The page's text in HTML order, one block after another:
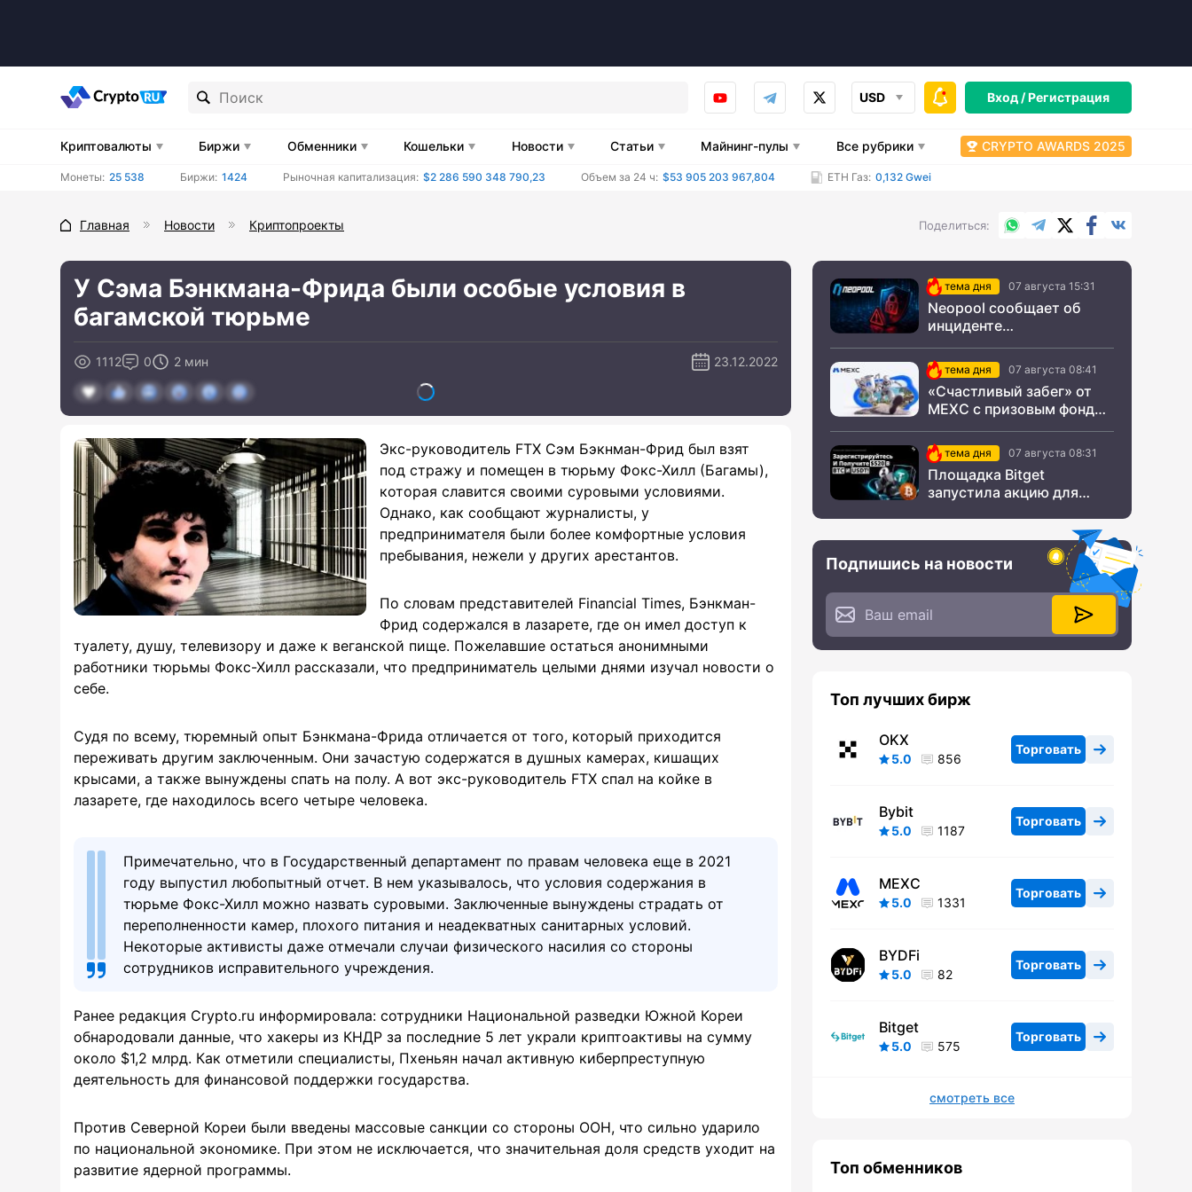
USD Вход /Регистрация
Криптовалюты Биржи Обменники Кошельки Новости Статьи Майнинг-пулы Все рубрики CRYPTO AWARDS 2025
Монеты: 25 538 Биржи: 1424 Рыночная капитализация: $2 286 590 348 790,23 Объем за 24 ч: $53 905 203 967,804 ETH Газ: 0,132 Gwei
Главная Новости Криптопроекты Поделиться WhatsApp
TelegramX.comFacebook
У Сэма Бэнкмана-Фрида были особые условия в
багамской тюрьме
1112 0 2 мин 23.12.2022
Экс-руководитель FTX Сэм Бэкнман-Фрид был взят
под стражу и помещен в тюрьму Фокс-Хилл (Багамы),
которая славится своими суровыми условиями.
Однако, как сообщают журналисты, у
предпринимателя были более комфортные условия
пребывания, нежели у других арестантов.
По словам представителей Financial Times, Бэнкман-
Фрид содержался в лазарете, где он имел доступ к
туалету, душу, телевизору и даже к веганской пище. Пожелавшие остаться анонимными
работники тюрьмы Фокс-Хилл рассказали, что предприниматель целыми днями изучал новости о
себе.
Судя по всему, тюремный опыт Бэнкмана-Фрида отличается от того, который приходится
переживать другим заключенным. Они зачастую содержатся в душных камерах, кишащих
крысами, а также вынуждены спать на полу. А вот экс-руководитель FTX спал на койке в
лазарете, где находилось всего четыре человека.
Примечательно, что в Государственный департамент по правам человека еще в 2021
году выпустил любопытный отчет. В нем указывалось, что условия содержания в
тюрьме Фокс-Хилл можно назвать суровыми. Заключенные вынуждены страдать от
переполненности камер, плохого питания и неадекватных санитарных условий.
Некоторые активисты даже отмечали случаи физического насилия со стороны
сотрудников исправительного учреждения.
Ранее редакция Crypto.ru информировала: сотрудники Национальной разведки Южной Кореи
обнародовали данные, что хакеры из КНДР за последние 5 лет украли криптоактивы на сумму
около $1,2 млрд. Как отметили специалисты, Пхеньян начал активную киберпреступную
деятельность для финансовой поддержки государства.
Против Северной Кореи были введены массовые санкции со стороны ООН, что сильно ударило
по национальной экономике. При этом не исключается, что значительная доля средств уходит на
развитие ядерной программы.
тема дня 07 августа 15:31
Neopool сообщает об
инциденте
безопасности
тема дня 07 августа 08:41
«Счастливый забег» от
MEXC с призовым фондом
тема дня 07 августа 08:31
Площадка Bitget
запустила акцию для
Подпишись на новости
Топ лучших бирж
OKX
5.0 856
Торговать
Bybit
5.0 1187
Торговать
MEXC
5.0 1331
Торговать
BYDFi
5.0 82
Торговать
Bitget
5.0 575
Торговать
смотреть все
Топ обменников